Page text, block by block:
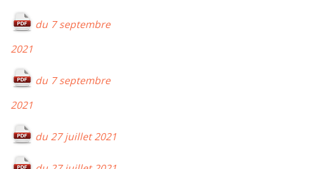
du 7 septembre
2021
du 7 septembre
2021
du 27 juillet 2021